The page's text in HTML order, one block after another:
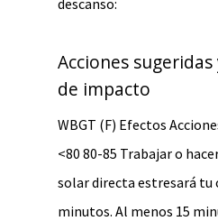
descanso:
Acciones
de impacto
WBGT (F) Efectos
<80 80-85 Trabajar o
solar directa estresará tu
minutos. Al menos 15